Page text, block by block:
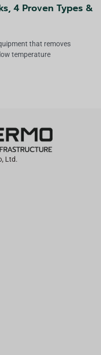
4 Proven Types &
that removes
temperature
Ltd.